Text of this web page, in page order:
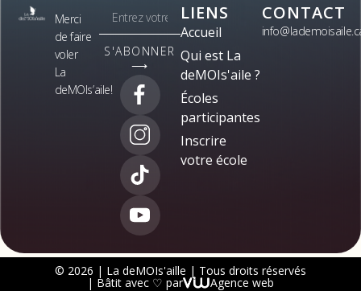
Merci
de faire
voler
La
deMOIs’aile!
S'ABONNER
⟶
LIENS
Accueil
Qui est La
deMOIs'aile ?
Écoles
participantes
Inscrire
votre école
CONTACT
© 2026 | La deMOIs'aille | Tous droits réservés
| Bâtit avec ♡ par Agence web